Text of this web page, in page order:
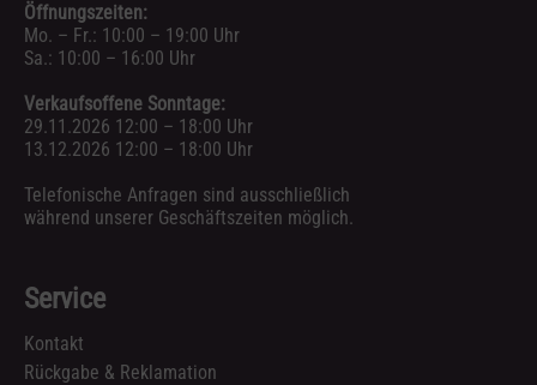
Öffnungszeiten:
Mo. – Fr.: 10:00 – 19:00 Uhr
Sa.: 10:00 – 16:00 Uhr
Verkaufsoffene Sonntage:
29.11.2026 12:00 – 18:00 Uhr
13.12.2026 12:00 – 18:00 Uhr
Telefonische Anfragen sind ausschließlich
während unserer Geschäftszeiten möglich.
Service
Kontakt
Rückgabe & Reklamation